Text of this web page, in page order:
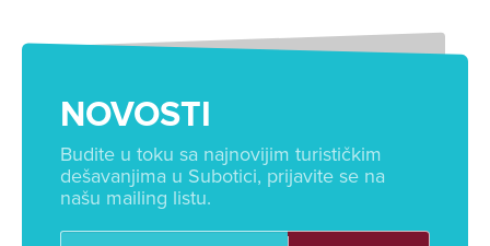
NOVOSTI
Budite u toku sa najnovijim turističkim
dešavanjima u Subotici, prijavite se na
našu mailing listu.